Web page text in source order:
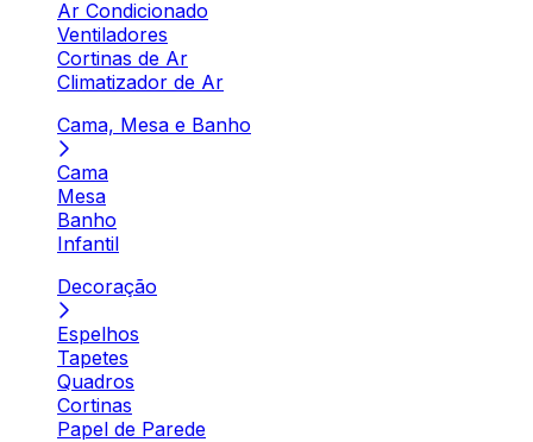
Ar Condicionado
Ventiladores
Cortinas de Ar
Climatizador de Ar
Cama, Mesa e Banho
Cama
Mesa
Banho
Infantil
Decoração
Espelhos
Tapetes
Quadros
Cortinas
Papel de Parede